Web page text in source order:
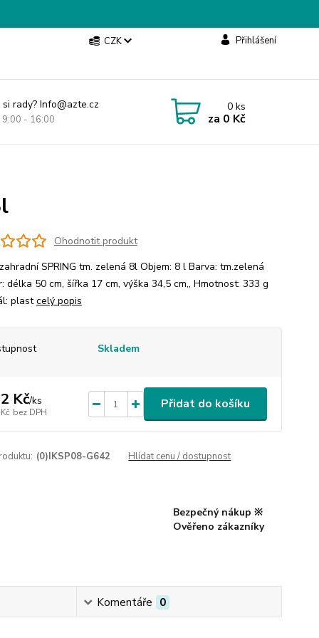
CZK Přihlášení
rady? Info@azte.cz
9:00 - 16:00
0ks
za 0 Kč
Ohodnotit produkt
SPRING tm. zelená 8l Objem: 8 l Barva: tm.zelená
délka 50 cm, šířka 17 cm, výška 34,5 cm,, Hmotnost: 333 g
plastcelý popis
Skladem
Kč/ks
bez DPH
Přidat do košíku
(0)IKSP08-G642 Hlídat cenu / dostupnost
Bezpečný nákup ※
Ověřeno zákazníky
Komentáře 0